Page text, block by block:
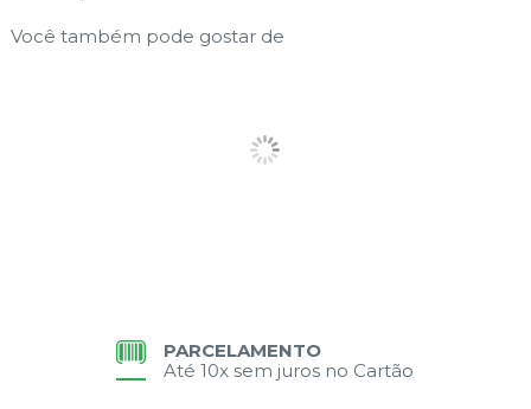
Você também pode gostar de
PARCELAMENTO
Até 10x sem juros no Cartão